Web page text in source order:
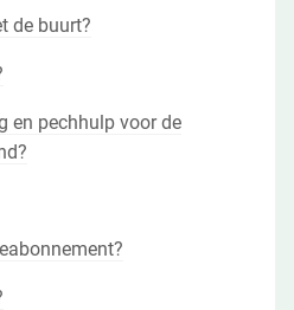
de buurt?
en pechhulp voor de